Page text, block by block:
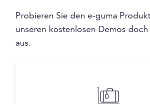
Probieren Sie den e-guma
unseren kostenlosen Demos
aus.